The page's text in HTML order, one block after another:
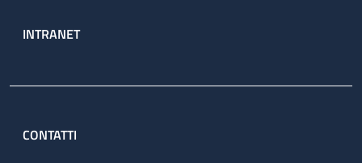
INTRANET
CONTATTI